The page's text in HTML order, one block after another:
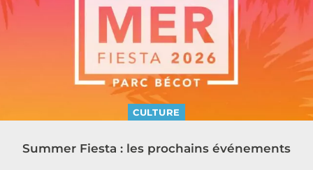
CULTURE
Summer Fiesta : les prochains événements